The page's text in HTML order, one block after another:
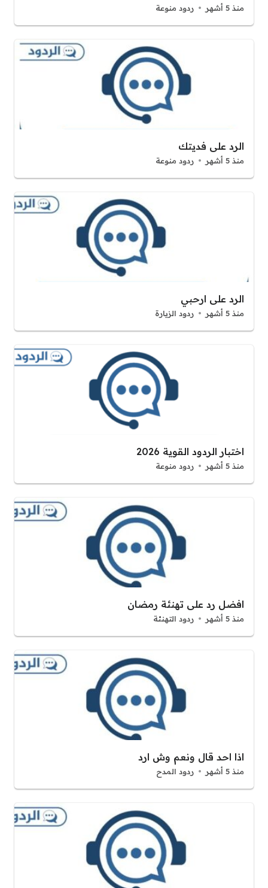
منذ 5 أشهر ردود منوعة
الرد على فديتك
منذ 5 أشهر ردود منوعة
الرد على ارحبي
منذ 5 أشهر ردود الزيارة
اختبار الردود القوية 2026
منذ 5 أشهر ردود منوعة
افضل رد على تهنئة رمضان
منذ 5 أشهر ردود التهنئة
اذا احد قال ونعم وش ارد
منذ 5 أشهر ردود المدح